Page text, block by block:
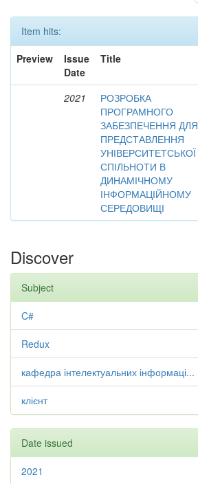
Item hits:
Preview
Issue
Date
Title
2021
РОЗРОБКА
ПРОГРАМНОГО
ЗАБЕЗПЕЧЕННЯ ДЛЯ
ПРЕДСТАВЛЕННЯ
УНІВЕРСИТЕТСЬКОЇ
СПІЛЬНОТИ В
ДИНАМІЧНОМУ
ІНФОРМАЦІЙНОМУ
СЕРЕДОВИЩІ
Discover
Subject
C#
Redux
кафедра інтелектуальних інформаці...
клієнт
Date issued
2021